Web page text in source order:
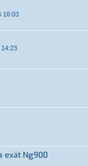
16:03
14:23
exät Ng900